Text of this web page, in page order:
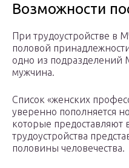
Возможности
При трудоустройстве в
половой
одно из подразделений
мужчина.
Список «женских
уверенно пополняется
которые предоставляют
трудоустройства
половины человечества.